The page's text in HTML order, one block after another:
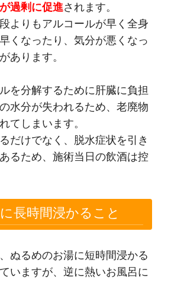
過剰に促進されます。
よりもアルコールが早く全身
くなったり、気分が悪くなっ
あります。
を分解するために肝臓に負担
水分が失われるため、老廃物
てしまいます。
だけでなく、脱水症状を引き
るため、施術当日の飲酒は控
長時間浸かること
ぬるめのお湯に短時間浸かる
いますが、逆に熱いお風呂に